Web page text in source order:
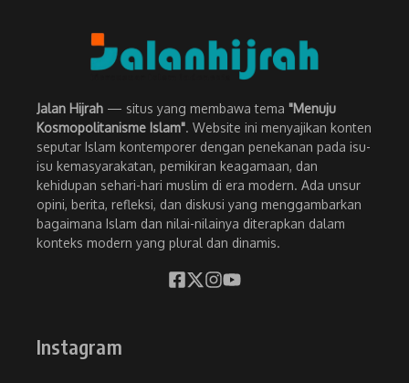
Jalan Hijrah — situs yang membawa tema "Menuju
Kosmopolitanisme Islam". Website ini menyajikan konten
seputar Islam kontemporer dengan penekanan pada isu-
isu kemasyarakatan, pemikiran keagamaan, dan
kehidupan sehari-hari muslim di era modern. Ada unsur
opini, berita, refleksi, dan diskusi yang menggambarkan
bagaimana Islam dan nilai-nilainya diterapkan dalam
konteks modern yang plural dan dinamis.
Instagram